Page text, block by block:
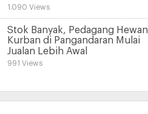
1.090 Views
Stok Banyak, Pedagang Hewan
Kurban di Pangandaran Mulai
Jualan Lebih Awal
991 Views